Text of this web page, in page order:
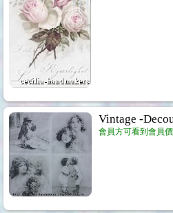
Vintage -
會員方可看到會員價